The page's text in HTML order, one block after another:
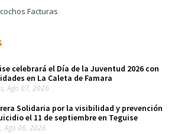
Facturas
celebrará el Día de la Juventud 2026 con
en La Caleta de Famara
Ago 07, 2026
Solidaria por la visibilidad y prevención
el 11 de septiembre en Teguise
Ago 06, 2026